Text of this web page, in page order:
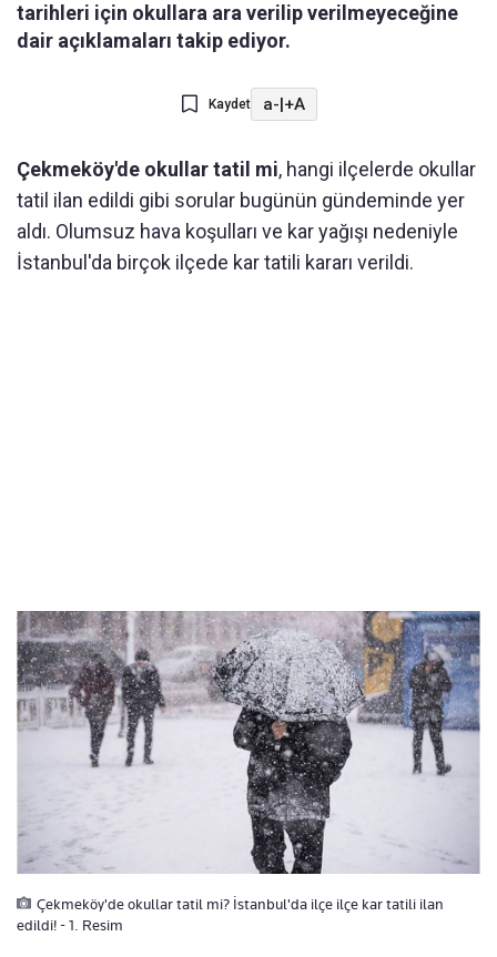
tarihleri için okullara ara verilip verilmeyeceğine
dair açıklamaları takip ediyor.
Kaydet a-|+A
Çekmeköy'de okullar tatil mi, hangi ilçelerde okullar
tatil ilan edildi gibi sorular bugünün gündeminde yer
aldı. Olumsuz hava koşulları ve kar yağışı nedeniyle
İstanbul'da birçok ilçede kar tatili kararı verildi.
Çekmeköy'de okullar tatil mi? İstanbul'da ilçe ilçe kar tatili ilan
edildi! - 1. Resim